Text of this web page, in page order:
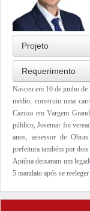
Projeto
Requerimento
Nasceu em 10 de junho
médio, construiu uma
Cazuza em Vargem
público, Josemar foi
anos, assessor de
prefeitura também por
Apiúna deixaram um
5 mandato após se